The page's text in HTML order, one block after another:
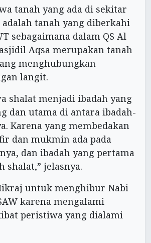
tanah yang ada di sekitar
tanah yang diberkahi
sebagaimana dalam QS Al
Aqsa merupakan tanah
menghubungkan
langit.
shalat menjadi ibadah yang
dan utama di antara ibadah-
Karena yang membedakan
dan mukmin ada pada
dan ibadah yang pertama
shalat,” jelasnya.
untuk menghibur Nabi
karena mengalami
peristiwa yang dialami